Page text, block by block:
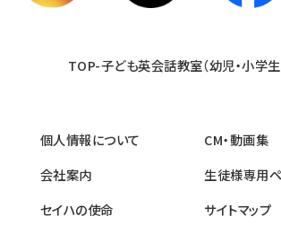
TOP-子ども英会話教室（幼児・小学生
個人情報について
会社案内
セイハの使命
CM・動画集
生徒様専用
サイトマップ